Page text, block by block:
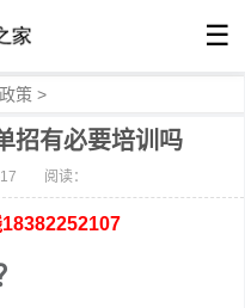
☰
策 >
招有必要培训吗
阅读：